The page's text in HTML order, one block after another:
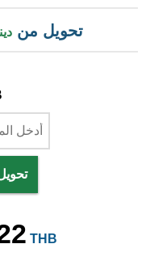
تحويل من
THB